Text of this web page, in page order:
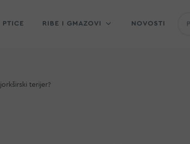
PTICE RIBE I GMAZOVI NOVOSTI
terijer?